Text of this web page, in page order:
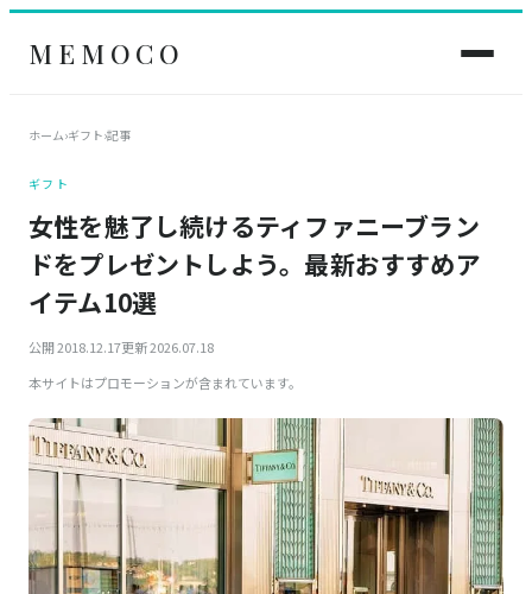
MEMOCO
ホーム›ギフト›記事
ギフト
女性を魅了し続けるティファニーブラン
ドをプレゼントしよう。最新おすすめア
イテム10選
公開 2018.12.17更新 2026.07.18
本サイトはプロモーションが含まれています。